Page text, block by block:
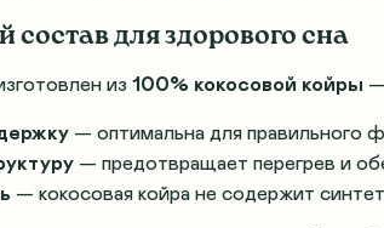
состав для здорового сна
из 100% кокосовой койры —
— оптимальна для правильного
— предотвращает перегрев и
— кокосовая койра не содержит